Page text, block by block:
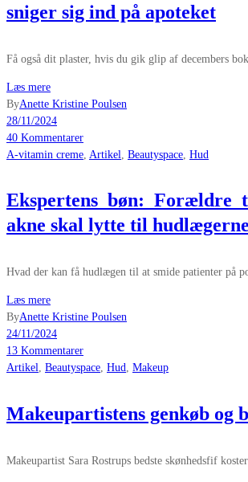
sniger sig ind på apoteket
Få også dit plaster, hvis du gik glip af decembers
Læs mere
ByAnette Kristine Poulsen
28/11/2024
40 Kommentarer
A-vitamin creme Artikel Beautyspace Hud
Ekspertens bøn: Forældre
akne skal lytte til hudlægerne
Hvad der kan få hudlægen til at smide patienter på
Læs mere
ByAnette Kristine Poulsen
24/11/2024
13 Kommentarer
Artikel, Beautyspace, Hud, Makeup
Makeupartistens genkøb og
Makeupartist Sara Rostrups bedste skønhedsfif